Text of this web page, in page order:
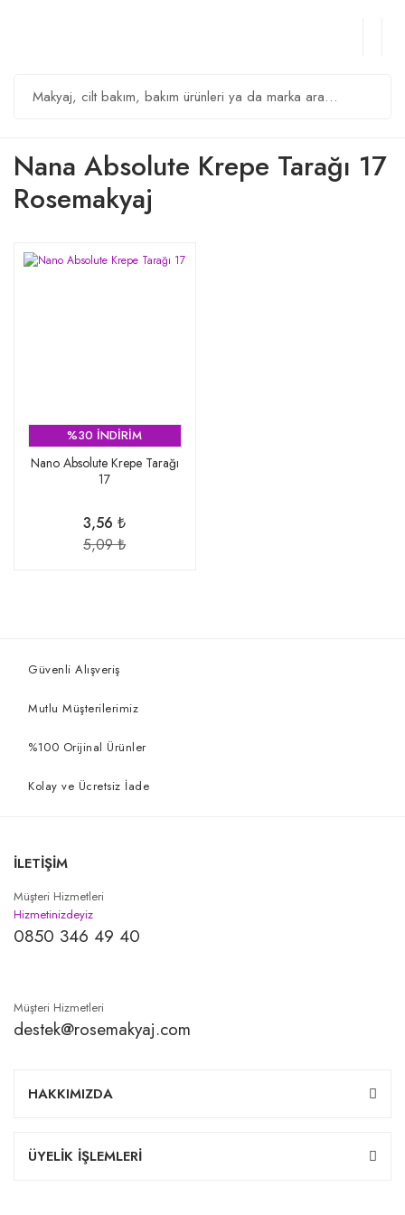
Nana Absolute Krepe Tarağı 17
Rosemakyaj
%30 İNDİRİM
Nano Absolute Krepe Tarağı
17
3,56 ₺
5,09 ₺
Güvenli Alışveriş
Mutlu Müşterilerimiz
%100 Orijinal Ürünler
Kolay ve Ücretsiz İade
İLETİŞİM
Müşteri Hizmetleri
Hizmetinizdeyiz
0850 346 49 40
Müşteri Hizmetleri
destek@rosemakyaj.com
HAKKIMIZDA
ÜYELİK İŞLEMLERİ